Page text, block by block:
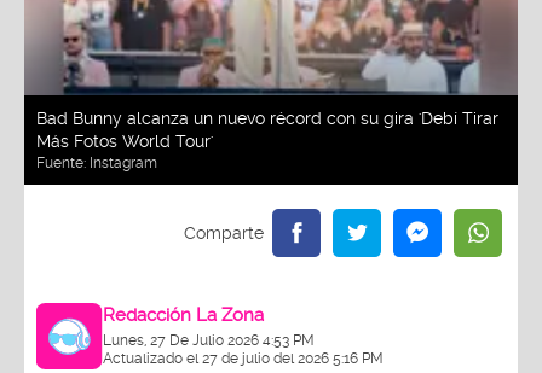
Bad Bunny alcanza un nuevo récord con su gira 'Debí Tirar
Más Fotos World Tour'
Fuente: Instagram
Redacción La Zona
Lunes, 27 De Julio 2026 4:53 PM
Actualizado el 27 de julio del 2026 5:16 PM